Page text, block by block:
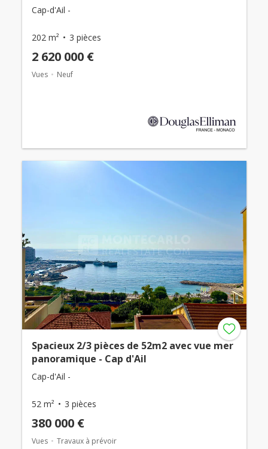
Cap-d'Ail -
202 m² 3 pièces
2 620 000 €
Vues Neuf
Spacieux 2/3 pièces de 52m2 avec vue mer
panoramique - Cap d'Ail
Cap-d'Ail -
52 m² 3 pièces
380 000 €
Vues Travaux à prévoir